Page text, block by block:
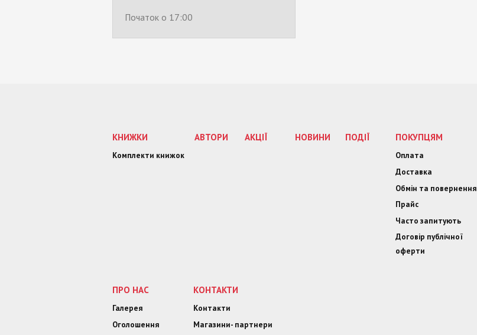
Початок о 17:00
КНИЖКИ
Комплекти книжок
АВТОРИ АКЦІЇ НОВИНИ ПОДІЇ ПОКУПЦЯМ
Оплата
Доставка
Обмін та повернення
Прайс
Часто запитують
Договір публічної
оферти
ПРО НАС
Галерея
Оголошення
КОНТАКТИ
Контакти
Магазини- партнери